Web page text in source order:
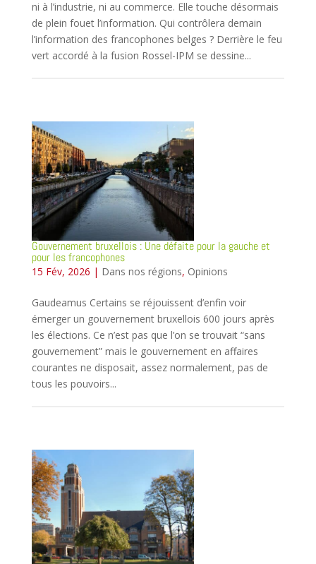
ni à l’industrie, ni au commerce. Elle touche désormais
de plein fouet l’information. Qui contrôlera demain
l’information des francophones belges ? Derrière le feu
vert accordé à la fusion Rossel-IPM se dessine...
Gouvernement bruxellois : Une défaite pour la gauche et
pour les francophones
15 Fév, 2026 | Dans nos régions, Opinions
Gaudeamus Certains se réjouissent d’enfin voir
émerger un gouvernement bruxellois 600 jours après
les élections. Ce n’est pas que l’on se trouvait “sans
gouvernement” mais le gouvernement en affaires
courantes ne disposait, assez normalement, pas de
tous les pouvoirs...